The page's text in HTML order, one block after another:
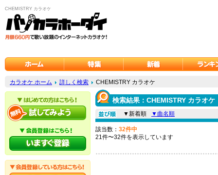
CHEMISTRY カラオケ
カラオケ ホーム 詳しく検索 CHEMISTRY カラオケ
検索結果：CHEMISTRY カラオケ
▼新着順 ▼曲名順
該当数： 32件中
21件〜32件を表示しています